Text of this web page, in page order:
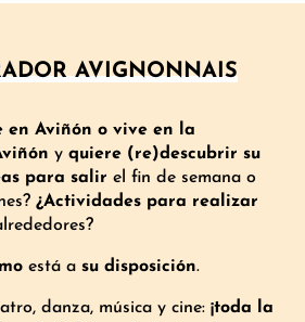
AVIGNONNAIS
en Aviñón o vive en la
y quiere (re)descubrir su
para salir el fin de semana o
¿Actividades para realizar
está a su disposición.
danza, música y cine: ¡toda la